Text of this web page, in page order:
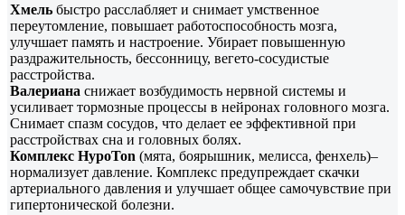
Хмель быстро расслабляет и снимает умственное
переутомление, повышает работоспособность мозга,
улучшает память и настроение. Убирает повышенную
раздражительность, бессонницу, вегето-сосудистые
расстройства.
Валериана снижает возбудимость нервной системы и
усиливает тормозные процессы в нейронах головного мозга.
Снимает спазм сосудов, что делает ее эффективной при
расстройствах сна и головных болях.
Комплекс HypoTon (мята, боярышник, мелисса, фенхель)–
нормализует давление. Комплекс предупреждает скачки
артериального давления и улучшает общее самочувствие при
гипертонической болезни.